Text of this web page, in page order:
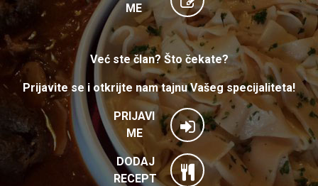
ME
Već ste član? Što čekate?
Prijavite se i otkrijte nam tajnu Vašeg specijaliteta!
PRIJAVI
ME
DODAJ
RECEPT